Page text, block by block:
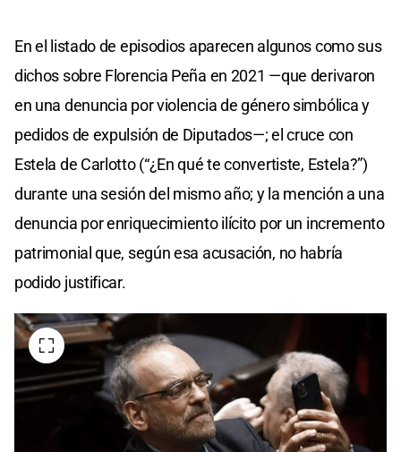
En el listado de episodios aparecen algunos como sus
dichos sobre Florencia Peña en 2021 —que derivaron
en una denuncia por violencia de género simbólica y
pedidos de expulsión de Diputados—; el cruce con
Estela de Carlotto (“¿En qué te convertiste, Estela?”)
durante una sesión del mismo año; y la mención a una
denuncia por enriquecimiento ilícito por un incremento
patrimonial que, según esa acusación, no habría
podido justificar.